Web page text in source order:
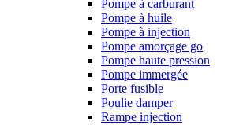
Pompe à carburant
Pompe à huile
Pompe à injection
Pompe amorçage go
Pompe haute pression
Pompe immergée
Porte fusible
Poulie damper
Rampe injection